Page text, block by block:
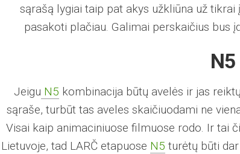
sąrašą lygiai taip pat akys užkliūna už
pasakoti plačiau. Galimai perskaičius bus
N5
Jeigu N5 kombinacija būtų avelės ir jas
sąraše, turbūt tas aveles skaičiuodami ne
Visai kaip animaciniuose filmuose rodo. Ir tai
Lietuvoje, tad LARČ etapuose N5 turėtų būti